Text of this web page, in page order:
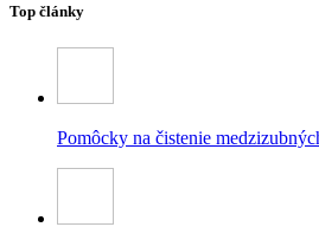
Top články
Pomôcky na čistenie